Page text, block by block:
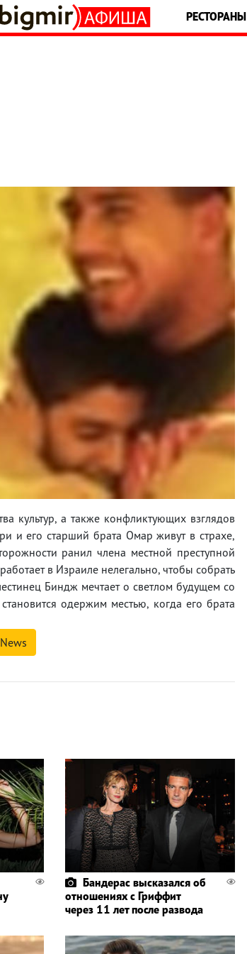
РЕСТОРАНЫ
культур, а также конфликтующих взглядов
и его старший брата Омар живут в страхе,
ранил члена местной преступной
в Израиле нелегально, чтобы собрать
Биндж мечтает о светлом будущем со
одержим местью, когда его брата
Бандерас высказался об
отношениях с Гриффит
через 11 лет после развода